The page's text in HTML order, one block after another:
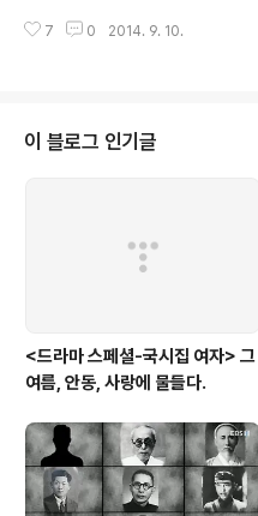
시 하루를 보내고, 다시 별 다른 일 없는
의 노부부가 등장한다. 첫번 째 부부는
서도 한번도 부부 싸움을 하지 않았다
7 0 2014. 9. 10.
이 블로그 인기글
<드라마 스페셜-국시집 여자> 그
여름, 안동, 사랑에 물들다.